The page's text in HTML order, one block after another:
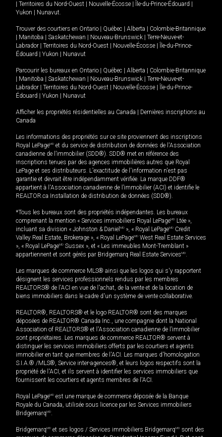
Territoires du Nord-Ouest Nouvelle-Écosse Île-du-Prince-Édouard
Yukon
Nunavut.
Trouver des courtiers en Ontario Québec Alberta
Colombie-Britannique
Manitoba Saskatchewan Nouveau-Brunswick
Terre-Neuve-et-
Labrador
Territoires du Nord-Ouest Nouvelle-Écosse
Île-du-Prince-
Édouard
Yukon Nunavut
Parcourir les bureaux en Ontario Québec Alberta
Colombie-Britannique
Manitoba Saskatchewan Nouveau-Brunswick
Terre-Neuve-et-
Labrador
Territoires du Nord-Ouest Nouvelle-Écosse
Île-du-Prince-
Édouard
Yukon Nunavut
Afficher les propriétés résidentielles au Canada
Dernières inscriptions au
Canada
Les informations des propriétés sur ce site proviennent des inscriptions
Royal LePageMD et du service de distribution de données de l'Association
canadienne de l’immobilier (SDD®). SDD® met en référence des
inscriptions tenues par des agences immobilières autres que Royal
LePage et ses distributeurs. L'exactitude de l'information n'est pas
garantie et devrait être indépendamment vérifiée. La marque DDF®
appartient à l'Association canadienne de l’immobilier (ACI) et identifie le
REALTOR.ca Installation de distribution de données (SDD®).
*Tous les bureaux sont des propriétés indépendantes. Les bureaux
comprenant la mention « Services immobiliers Royal LePageMD Ltée »,
incluant sa division « Johnston & Daniel MD », « Royal LePageMD Credit
Valley Real Estate, Brokerage », « Royal LePageMD West Real Estate Services
», « Royal LePageMD Sussex », et « Les immeubles Mont-Tremblant »
appartiennent et sont gérés par Bridgemarq Real Estate ServicesMD.
Les marques de commerce MLS® ainsi que les logos qui s'y rapportent
désignent les services professionnels rendus par les membres
REALTORS® de l'ACI en vue de l'achat, de la vente et de la location de
biens immobiliers dans le cadre d'un système de vente collaborative.
REALTOR®, REALTORS® et le logo REALTOR® sont des marques
déposées de REALTOR® Canada Inc., une compagnie dont la National
Association of REALTORS® et l'Association canadienne de l’immobilier
sont propriétaires. Les marques de commerce REALTOR® servent à
distinguer les services immobiliers offerts par les courtiers et agents
immobilier en tant que membres de l'ACI. Les marques d'homologation
S.I.A.® /MLS®, Service inter-agences®, et leurs logos respectifs sont la
propriété de l'ACI, et ils servent à identifier les services immobiliers que
fournissent les courtiers et agents membres de l'ACI.
Royal LePageMD est une marque de commerce déposée de la Banque
Royale du Canada, utilisée sous licence par les Services immobiliers
BridgemarqMD.
BridgemarqMD et ses logos / Services immobiliers BridgemarqMD sont des